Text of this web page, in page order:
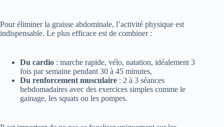
Pour éliminer la graisse abdominale, l’activité physique est
indispensable. Le plus efficace est de combiner :
Du cardio : marche rapide, vélo, natation, idéalement 3
fois par semaine pendant 30 à 45 minutes,
Du renforcement musculaire : 2 à 3 séances
hebdomadaires avec des exercices simples comme le
gainage, les squats ou les pompes.